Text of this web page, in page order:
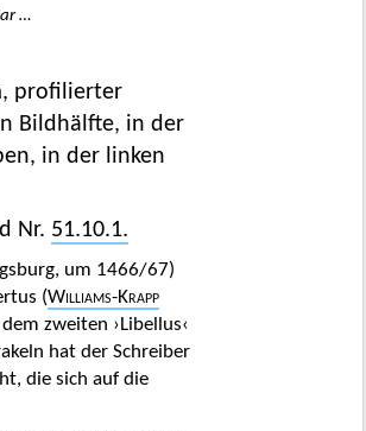
…
profilierter
Bildhälfte, in der
in der linken
Nr. 51.10.1.
um 1466/67)
(Williams-Krapp
zweiten ›Libellus‹
hat der Schreiber
die sich auf die